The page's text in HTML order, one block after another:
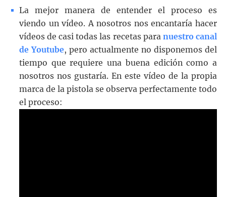
La mejor manera de entender el proceso es
viendo un vídeo. A nosotros nos encantaría hacer
vídeos de casi todas las recetas para nuestro canal
de Youtube, pero actualmente no disponemos del
tiempo que requiere una buena edición como a
nosotros nos gustaría. En este vídeo de la propia
marca de la pistola se observa perfectamente todo
el proceso: